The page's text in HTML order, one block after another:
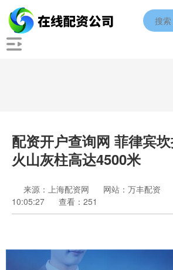
配资开户查询网 菲律宾
火山灰柱高达4500米
来源：上海配资网 网站：万丰配资
10:05:27
查看：251